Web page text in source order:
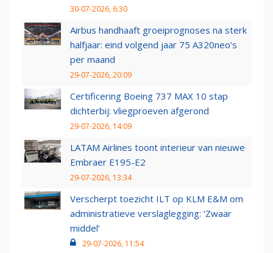
30-07-2026, 6:30
Airbus handhaaft groeiprognoses na sterk
halfjaar: eind volgend jaar 75 A320neo’s
per maand
29-07-2026, 20:09
Certificering Boeing 737 MAX 10 stap
dichterbij: vliegproeven afgerond
29-07-2026, 14:09
LATAM Airlines toont interieur van nieuwe
Embraer E195-E2
29-07-2026, 13:34
Verscherpt toezicht ILT op KLM E&M om
administratieve verslaglegging: ‘Zwaar
middel’
29-07-2026, 11:54